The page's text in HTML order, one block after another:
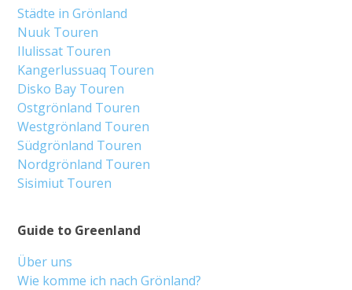
Guide to Greenland
Über uns
Wie komme ich nach Grönland?
Städte in Grönland
Nuuk Touren
Ilulissat Touren
Kangerlussuaq Touren
Disko Bay Touren
Ostgrönland Touren
Westgrönland Touren
Südgrönland Touren
Nordgrönland Touren
Sisimiut Touren